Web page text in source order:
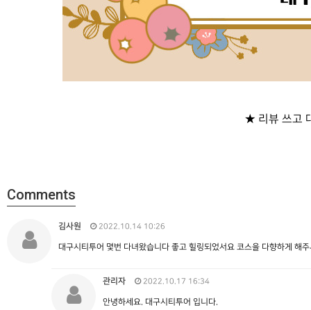
★ 리뷰 쓰고
Comments
김사원 2022.10.14 10:26
대구시티투어 몇번 다녀왔습니다 좋고 힐링되었서요 코스을 다향하게 해
관리자 2022.10.17 16:34
안녕하세요. 대구시티투어 입니다.